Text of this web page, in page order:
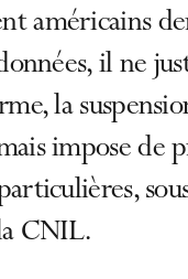
américains
il ne
la
impose de
CNIL.